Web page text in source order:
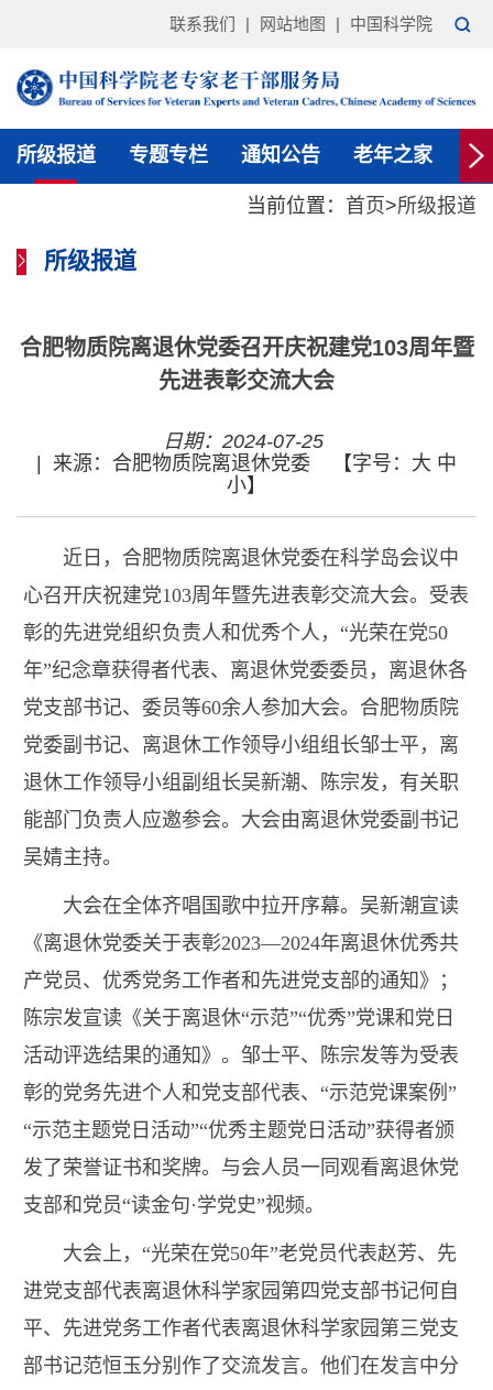
联系我们 | 网站地图 | 中国科学院
所级报道 专题专栏 通知公告 老年之家 政
当前位置： 首页>所级报道
所级报道
合肥物质院离退休党委召开庆祝建党103周年暨
先进表彰交流大会
日期：2024-07-25
| 来源：合肥物质院离退休党委 【字号： 大 中
小】
近日，合肥物质院离退休党委在科学岛会议中
心召开庆祝建党103周年暨先进表彰交流大会。受表
彰的先进党组织负责人和优秀个人，“光荣在党50
年”纪念章获得者代表、离退休党委委员，离退休各
党支部书记、委员等60余人参加大会。合肥物质院
党委副书记、离退休工作领导小组组长邹士平，离
退休工作领导小组副组长吴新潮、陈宗发，有关职
能部门负责人应邀参会。大会由离退休党委副书记
吴婧主持。
大会在全体齐唱国歌中拉开序幕。吴新潮宣读
《离退休党委关于表彰2023—2024年离退休优秀共
产党员、优秀党务工作者和先进党支部的通知》；
陈宗发宣读《关于离退休“示范”“优秀”党课和党日
活动评选结果的通知》。邹士平、陈宗发等为受表
彰的党务先进个人和党支部代表、“示范党课案例”
“示范主题党日活动”“优秀主题党日活动”获得者颁
发了荣誉证书和奖牌。与会人员一同观看离退休党
支部和党员“读金句·学党史”视频。
大会上，“光荣在党50年”老党员代表赵芳、先
进党支部代表离退休科学家园第四党支部书记何自
平、先进党务工作者代表离退休科学家园第三党支
部书记范恒玉分别作了交流发言。他们在发言中分